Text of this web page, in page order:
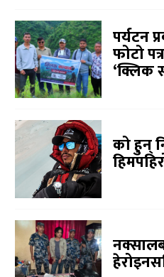
पर्यटन
फोटो
‘क्लिक
को हुन्